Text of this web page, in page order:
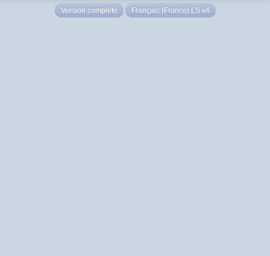
Version complète Français (France) LS v4